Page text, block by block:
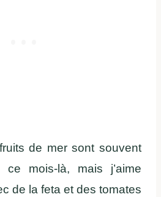
de mer sont souvent
mois-là, mais j’aime
de la feta et des tomates